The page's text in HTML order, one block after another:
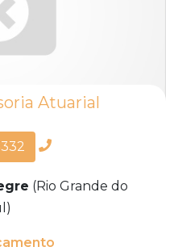
Atuarial
(Rio Grande do